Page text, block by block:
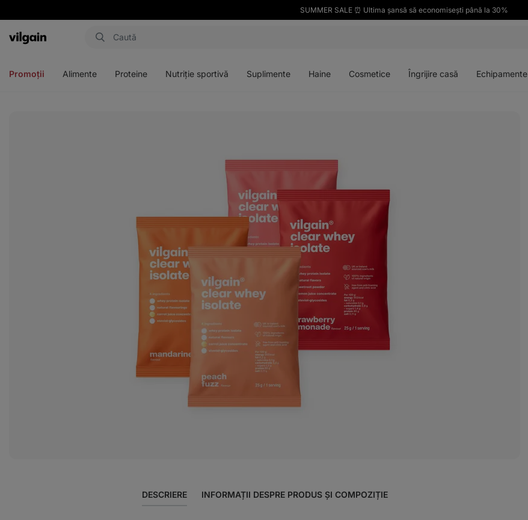
SUMMER SALE ⏰ Ultima șansă să economisești până la 30%
Aktin
Promoții Alimente Proteine Nutriție sportivă Suplimente Haine Cosmetice Îngrijire casă Echipamente
DESCRIERE INFORMAȚII DESPRE PRODUS ȘI COMPOZIȚIE